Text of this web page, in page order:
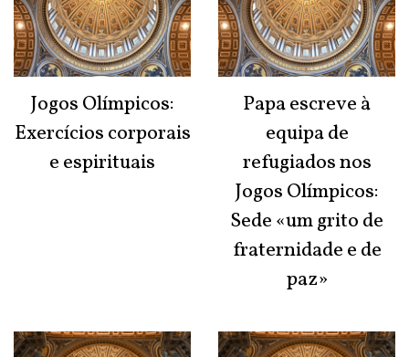
Jogos Olímpicos:
Exercícios corporais
e espirituais
Papa escreve à
equipa de
refugiados nos
Jogos Olímpicos:
Sede «um grito de
fraternidade e de
paz»